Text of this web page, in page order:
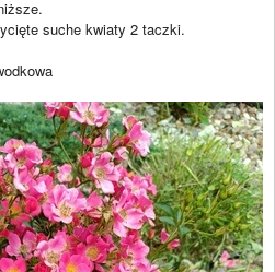
suche kwiaty 2 taczki.